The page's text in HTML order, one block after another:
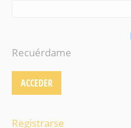
Recuérdame
Registrarse